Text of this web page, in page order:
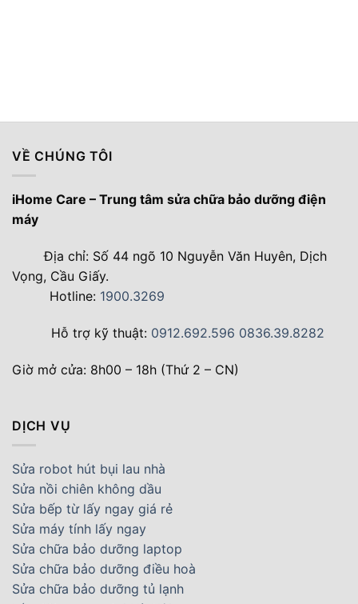
VỀ CHÚNG TÔI
iHome Care – Trung tâm sửa chữa bảo dưỡng điện
máy
Địa chỉ: Số 44 ngõ 10 Nguyễn Văn Huyên, Dịch
Vọng, Cầu Giấy.
Hotline: 1900.3269
Hỗ trợ kỹ thuật: 0912.692.596 0836.39.8282
Giờ mở cửa: 8h00 – 18h (Thứ 2 – CN)
DỊCH VỤ
Sửa robot hút bụi lau nhà
Sửa nồi chiên không dầu
Sửa bếp từ lấy ngay giá rẻ
Sửa máy tính lấy ngay
Sửa chữa bảo dưỡng laptop
Sửa chữa bảo dưỡng điều hoà
Sửa chữa bảo dưỡng tủ lạnh